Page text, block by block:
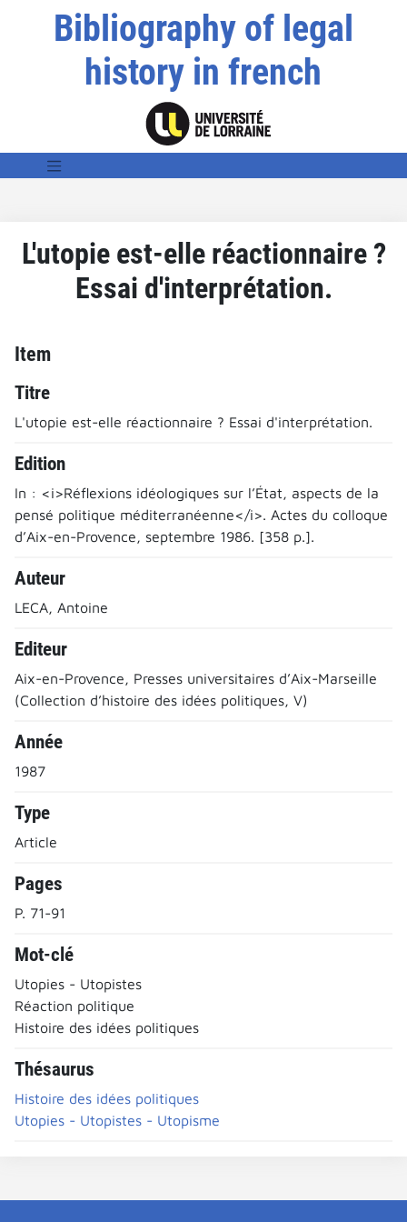
Bibliography of legal
history in french
L'utopie est-elle réactionnaire ?
Essai d'interprétation.
Item
Titre
L'utopie est-elle réactionnaire ? Essai d'interprétation.
Edition
In : <i>Réflexions idéologiques sur l’État, aspects de la
pensé politique méditerranéenne</i>. Actes du colloque
d’Aix-en-Provence, septembre 1986. [358 p.].
Auteur
LECA, Antoine
Editeur
Aix-en-Provence, Presses universitaires d’Aix-Marseille
(Collection d’histoire des idées politiques, V)
Année
1987
Type
Article
Pages
P. 71-91
Mot-clé
Utopies - Utopistes
Réaction politique
Histoire des idées politiques
Thésaurus
Histoire des idées politiques
Utopies - Utopistes - Utopisme